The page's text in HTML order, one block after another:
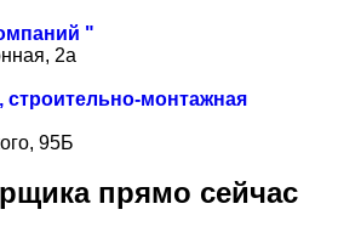
"
2а
монтажная
95Б
прямо сейчас